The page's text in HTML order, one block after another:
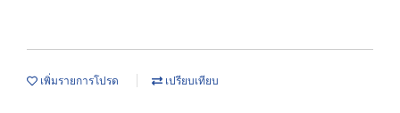
เพิ่มรายการโปรด เปรียบเทียบ